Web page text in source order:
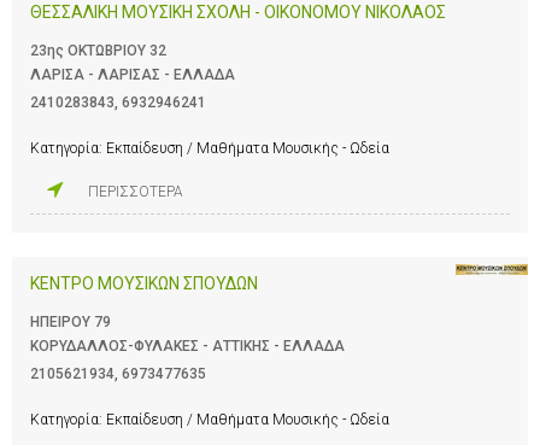
ΘΕΣΣΑΛΙΚΗ ΜΟΥΣΙΚΗ ΣΧΟΛΗ - ΟΙΚΟΝΟΜΟΥ ΝΙΚΟΛΑΟΣ
23ης ΟΚΤΩΒΡΙΟΥ 32
ΛΑΡΙΣΑ - ΛΑΡΙΣΑΣ - ΕΛΛΑΔΑ
2410283843 6932946241
Κατηγορία: Εκπαίδευση / Μαθήματα Μουσικής - Ωδεία
ΠΕΡΙΣΣΟΤΕΡΑ
ΚΕΝΤΡΟ ΜΟΥΣΙΚΩΝ ΣΠΟΥΔΩΝ
ΗΠΕΙΡΟΥ 79
ΚΟΡΥΔΑΛΛΟΣ-ΦΥΛΑΚΕΣ - ΑΤΤΙΚΗΣ - ΕΛΛΑΔΑ
2105621934 6973477635
Κατηγορία: Εκπαίδευση / Μαθήματα Μουσικής - Ωδεία